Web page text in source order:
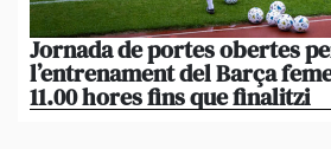
Jornada de portes obertes
l’entrenament del Barça
11.00 hores fins que finalitzi